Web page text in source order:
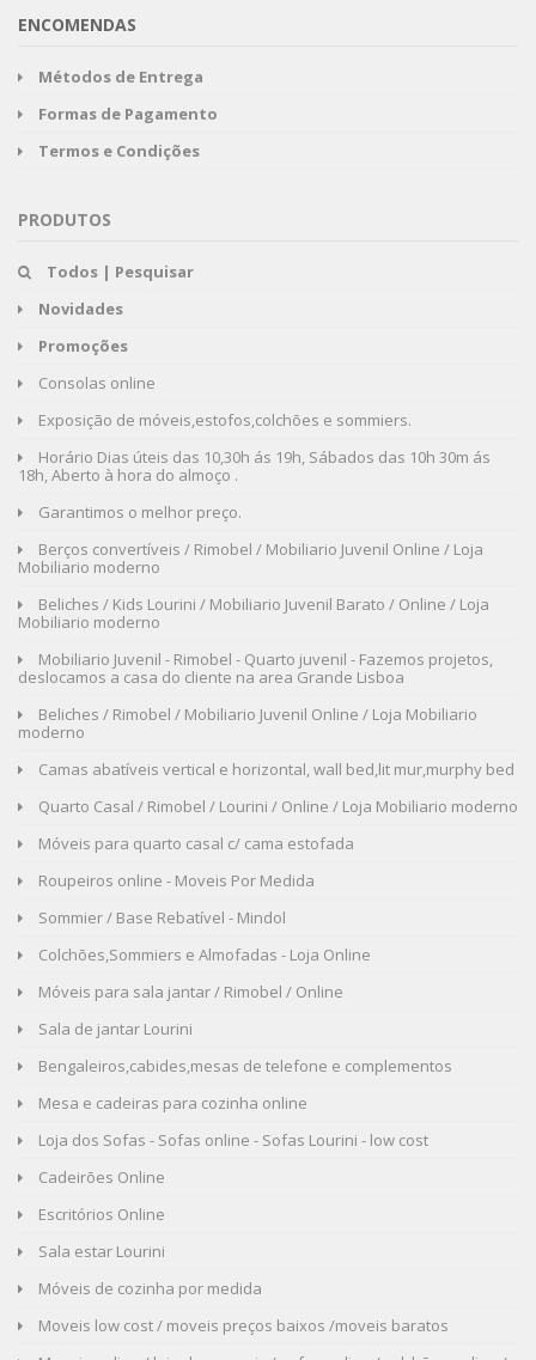
ENCOMENDAS
Métodos de Entrega
Formas de Pagamento
Termos e Condições
PRODUTOS
Todos | Pesquisar
Novidades
Promoções
Consolas online
Exposição de móveis,estofos,colchões e sommiers.
Horário Dias úteis das 10,30h ás 19h, Sábados das 10h 30m ás
18h, Aberto à hora do almoço .
Garantimos o melhor preço.
Berços convertíveis / Rimobel / Mobiliario Juvenil Online / Loja
Mobiliario moderno
Beliches / Kids Lourini / Mobiliario Juvenil Barato / Online / Loja
Mobiliario moderno
Mobiliario Juvenil - Rimobel - Quarto juvenil - Fazemos projetos,
deslocamos a casa do cliente na area Grande Lisboa
Beliches / Rimobel / Mobiliario Juvenil Online / Loja Mobiliario
moderno
Camas abatíveis vertical e horizontal, wall bed,lit mur,murphy bed
Quarto Casal / Rimobel / Lourini / Online / Loja Mobiliario moderno
Móveis para quarto casal c/ cama estofada
Roupeiros online - Moveis Por Medida
Sommier / Base Rebatível - Mindol
Colchões,Sommiers e Almofadas - Loja Online
Móveis para sala jantar / Rimobel / Online
Sala de jantar Lourini
Bengaleiros,cabides,mesas de telefone e complementos
Mesa e cadeiras para cozinha online
Loja dos Sofas - Sofas online - Sofas Lourini - low cost
Cadeirões Online
Escritórios Online
Sala estar Lourini
Móveis de cozinha por medida
Moveis low cost / moveis preços baixos /moveis baratos